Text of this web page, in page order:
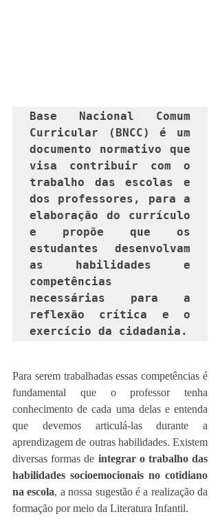
Base Nacional Comum
Curricular (BNCC) é um
documento normativo que
visa contribuir com o
trabalho das escolas e
dos professores, para a
elaboração do currículo
e propõe que os
estudantes desenvolvam
as habilidades e
competências
necessárias para a
reflexão crítica e o
Para serem trabalhadas essas competências é
fundamental que o professor tenha
conhecimento de cada uma delas e entenda
que devemos articulá-las durante a
aprendizagem de outras habilidades. Existem
diversas formas de integrar o trabalho das
habilidades socioemocionais no cotidiano
na escola, a nossa sugestão é a realização da
formação por meio da Literatura Infantil.